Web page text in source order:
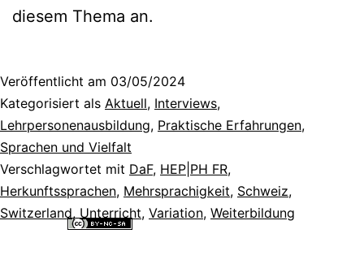
diesem Thema an.
Veröffentlicht am 03/05/2024
Kategorisiert als Aktuell, Interviews,
Lehrpersonenausbildung, Praktische Erfahrungen,
Sprachen und Vielfalt
Verschlagwortet mit DaF, HEP|PH FR,
Herkunftssprachen, Mehrsprachigkeit, Schweiz,
Switzerland, Unterricht, Variation, Weiterbildung